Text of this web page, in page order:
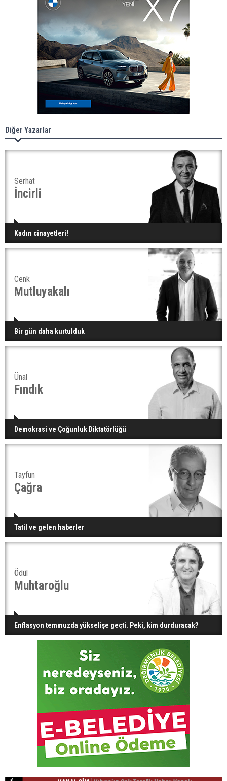
Diğer Yazarlar
Serhat
İncirli
Kadın cinayetleri!
Cenk
Mutluyakalı
Bir gün daha kurtulduk
Ünal
Fındık
Demokrasi ve Çoğunluk Diktatörlüğü
Tayfun
Çağra
Tatil ve gelen haberler
Ödül
Muhtaroğlu
Enflasyon temmuzda yükselişe geçti. Peki, kim durduracak?